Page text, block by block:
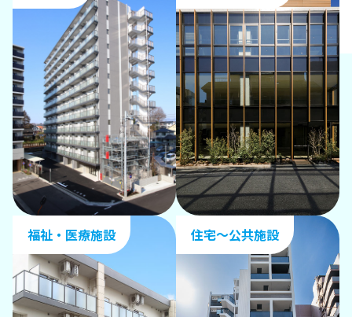
福祉・医療施設 住宅〜公共施設